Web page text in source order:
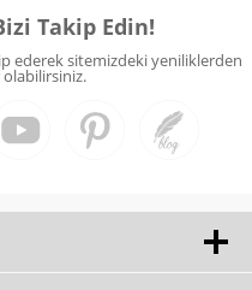
Takip Edin!
ederek sitemizdeki yeniliklerden